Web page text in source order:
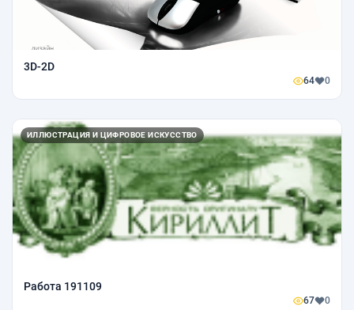
3D-2D
64 0
ИЛЛЮСТРАЦИЯ И ЦИФРОВОЕ ИСКУССТВО
Работа 191109
67 0